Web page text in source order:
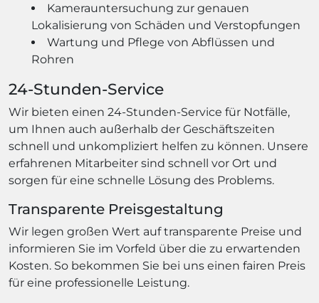
Kamerauntersuchung zur genauen
Lokalisierung von Schäden und Verstopfungen
Wartung und Pflege von Abflüssen und
Rohren
24-Stunden-Service
Wir bieten einen 24-Stunden-Service für Notfälle,
um Ihnen auch außerhalb der Geschäftszeiten
schnell und unkompliziert helfen zu können. Unsere
erfahrenen Mitarbeiter sind schnell vor Ort und
sorgen für eine schnelle Lösung des Problems.
Transparente Preisgestaltung
Wir legen großen Wert auf transparente Preise und
informieren Sie im Vorfeld über die zu erwartenden
Kosten. So bekommen Sie bei uns einen fairen Preis
für eine professionelle Leistung.